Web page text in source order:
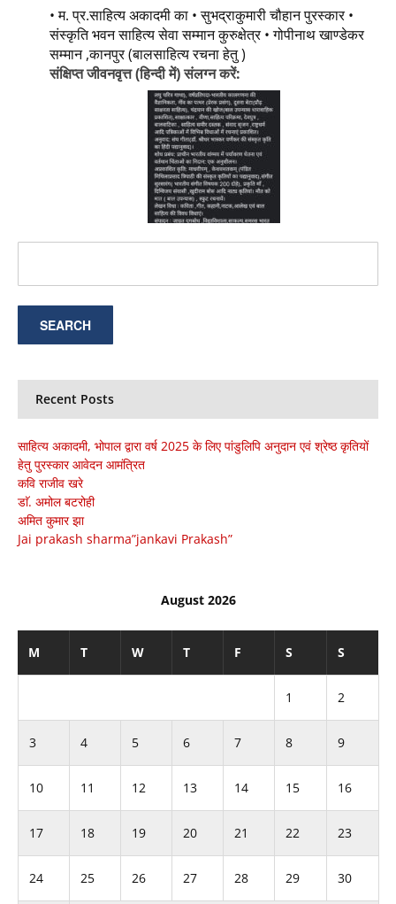
• म. प्र.साहित्य अकादमी का • सुभद्राकुमारी चौहान पुरस्कार •
संस्कृति भवन साहित्य सेवा सम्मान कुरुक्षेत्र • गोपीनाथ खाण्डेकर
सम्मान ,कानपुर (बालसाहित्य रचना हेतु )
संक्षिप्त जीवनवृत्त (हिन्दी में) संलग्न करें:
Recent Posts
साहित्य अकादमी, भोपाल द्वारा वर्ष 2025 के लिए पांडुलिपि अनुदान एवं श्रेष्ठ कृतियों
हेतु पुरस्कार आवेदन आमंत्रित
कवि राजीव खरे
डाॅ. अमोल बटरोही
अमित कुमार झा
Jai prakash sharma”jankavi Prakash”
August 2026
M T W T F S S
1 2
3 4 5 6 7 8 9
10 11 12 13 14 15 16
17 18 19 20 21 22 23
24 25 26 27 28 29 30